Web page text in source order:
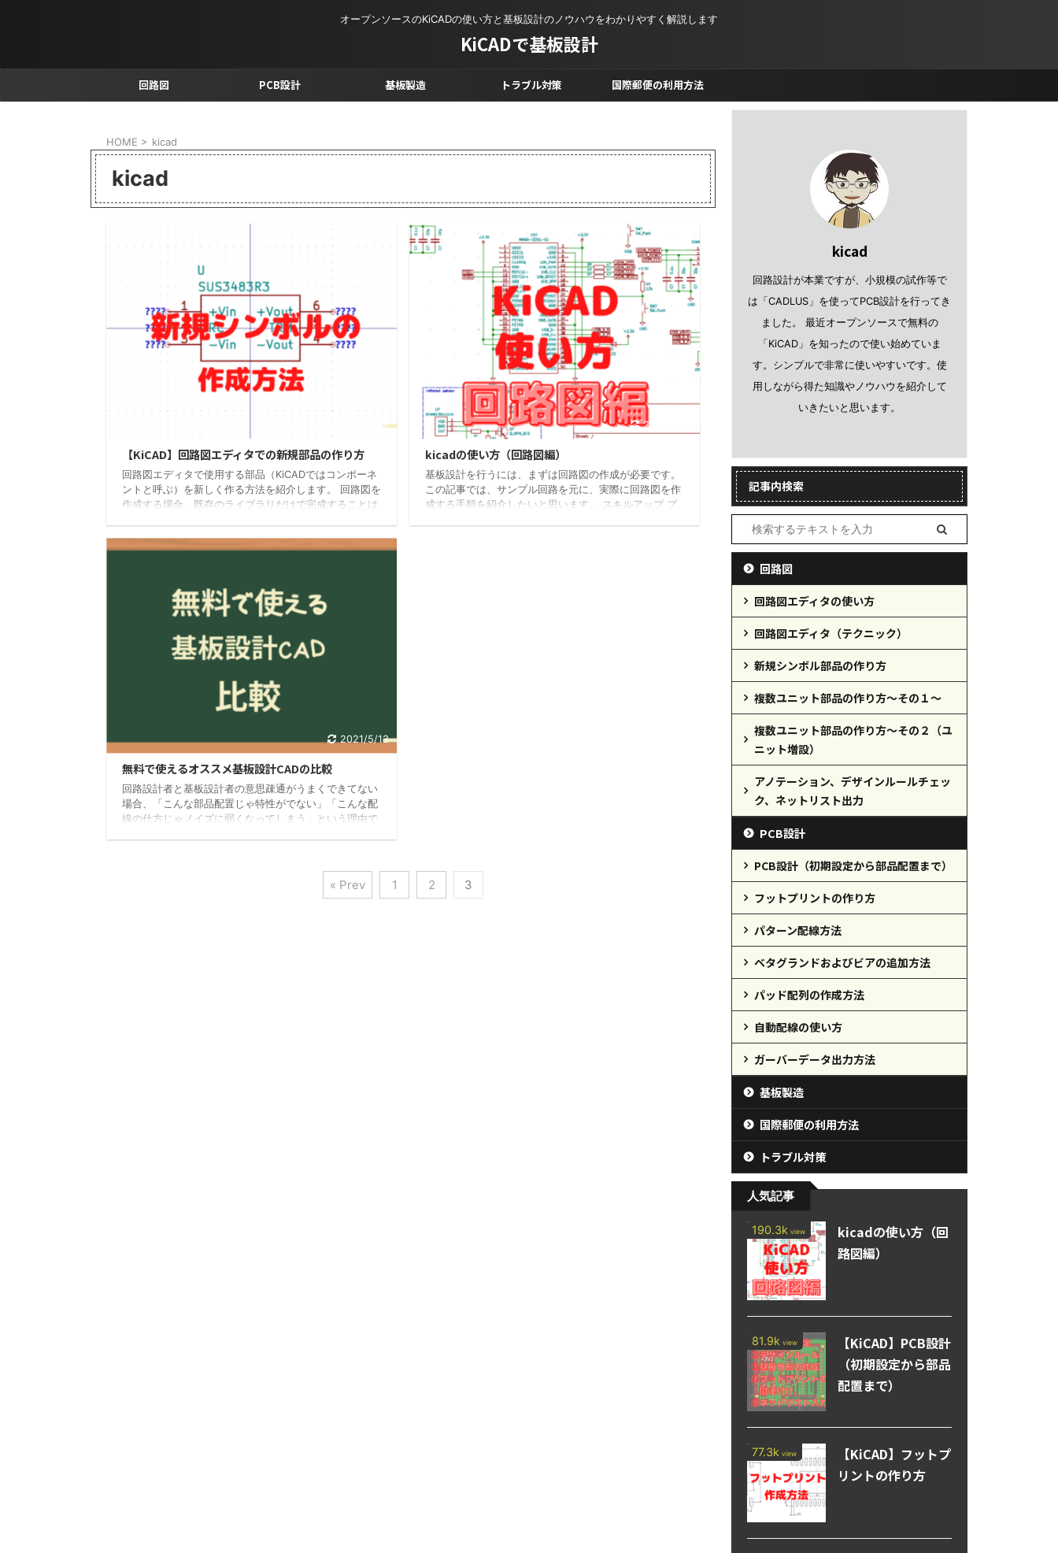
オープンソースのKiCADの使い方と基板設計のノウハウをわかりやすく解説します
KiCADで基板設計
回路図 PCB設計 基板製造 トラブル対策 国際郵便の利用方法
HOME > kicad
kicad
2021/6/15
【KiCAD】回路図エディタでの新規部品の作り方
回路図エディタで使用する部品（KiCADではコンポーネ
ントと呼ぶ）を新しく作る方法を紹介します。 回路図を
作成する場合、既存のライブラリだけで完成することは
参考 自分用の新規ライブラリを作成する 最初に自分で
をクリック 「シンボルエディター」画面が開きます
「ファイル」→「新規ライブラリ」をクリック フ ...
2021/6/15
kicadの使い方（回路図編）
基板設計を行うには、まずは回路図の作成が必要です。
この記事では、サンプル回路を元に、実際に回路図を作
成する手順を紹介したいと思います。 スキルアップ プ
2021/5/13
無料で使えるオススメ基板設計CADの比較
回路設計者と基板設計者の意思疎通がうまくできてない
場合、「こんな部品配置じゃ特性がでない」「こんな配
線の仕方じゃノイズに弱くなってしまう」という理由で
んな時に「自分で基板設計もできたらいいのに」と思っ
« Prev 1 2 3
kicad
回路設計が本業ですが、小規模の試作等で
は「CADLUS」を使ってPCB設計を行ってき
ました。 最近オープンソースで無料の
「KiCAD」を知ったので使い始めていま
す。シンプルで非常に使いやすいです。使
用しながら得た知識やノウハウを紹介して
いきたいと思います。
記事内検索
回路図
回路図エディタの使い方
回路図エディタ（テクニック）
新規シンボル部品の作り方
複数ユニット部品の作り方～その１～
複数ユニット部品の作り方～その２（ユ
ニット増設）
アノテーション、デザインルールチェッ
ク、ネットリスト出力
PCB設計
PCB設計（初期設定から部品配置まで）
フットプリントの作り方
パターン配線方法
ベタグランドおよびビアの追加方法
パッド配列の作成方法
自動配線の使い方
ガーバーデータ出力方法
基板製造
国際郵便の利用方法
トラブル対策
人気記事
190.3k view
kicadの使い方（回
路図編）
81.9k view
【KiCAD】PCB設計
（初期設定から部品
配置まで）
77.3k view
【KiCAD】フットプ
リントの作り方